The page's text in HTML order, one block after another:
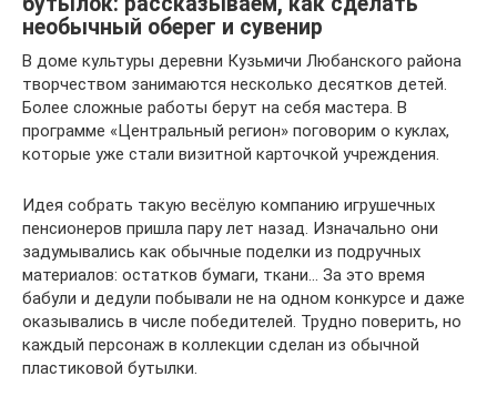
необычный оберег и сувенир
В доме культуры деревни Кузьмичи Любанского района
творчеством занимаются несколько десятков детей.
Более сложные работы берут на себя мастера. В
программе «Центральный регион» поговорим о куклах,
которые уже стали визитной карточкой учреждения.
Идея собрать такую весёлую компанию игрушечных
пенсионеров пришла пару лет назад. Изначально они
задумывались как обычные поделки из подручных
материалов: остатков бумаги, ткани… За это время
бабули и дедули побывали не на одном конкурсе и даже
оказывались в числе победителей. Трудно поверить, но
каждый персонаж в коллекции сделан из обычной
пластиковой бутылки.